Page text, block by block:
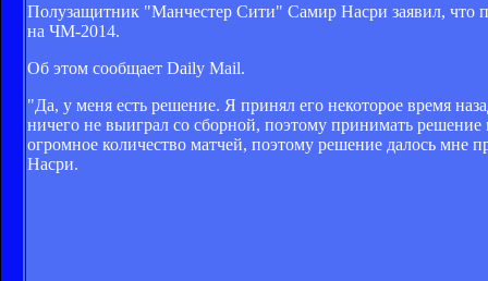
Полузащитник "Манчестер Сити" Самир Насри заявил, что
на ЧМ-2014.
Об этом сообщает Daily Mail.
"Да, у меня есть решение. Я принял его некоторое время
ничего не выиграл со сборной, поэтому принимать
огромное количество матчей, поэтому решение далось мне
Насри.